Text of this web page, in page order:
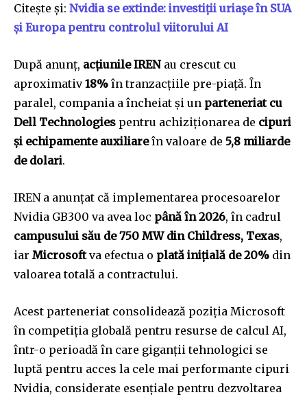
Citește și: Nvidia se extinde: investiții uriașe în SUA
și Europa pentru controlul viitorului AI
După anunț, acțiunile IREN au crescut cu
aproximativ18% în tranzacțiile pre-piață. În
paralel, compania a încheiat și un parteneriat cu
Dell Technologies pentru achiziționarea de cipuri
și echipamente auxiliareîn valoare de 5,8 miliarde
de dolari.
IREN a anunțat că implementarea procesoarelor
Nvidia GB300 va avea loc până în 2026, în cadrul
campusului său de 750 MW din Childress, Texas,
iar Microsoftva efectua o plată inițială de 20% din
valoarea totală a contractului.
Acest parteneriat consolidează poziția Microsoft
în competiția globală pentru resurse de calcul AI,
într-o perioadă în care giganții tehnologici se
luptă pentru acces la cele mai performante cipuri
Nvidia, considerate esențiale pentru dezvoltarea